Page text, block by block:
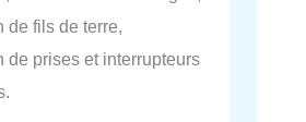
de fils de terre,
de prises et interrupteurs